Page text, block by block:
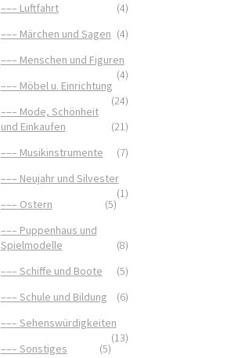
––– Luftfahrt
(4)
––– Märchen und Sagen (4)
––– Menschen und Figuren
(4)
––– Möbel u. Einrichtung
(24)
––– Mode, Schönheit
und Einkaufen
(21)
––– Musikinstrumente
(7)
––– Neujahr und Silvester
(1)
––– Ostern
(5)
––– Puppenhaus und
Spielmodelle
(8)
––– Schiffe und Boote
(5)
––– Schule und Bildung
(6)
––– Sehenswürdigkeiten
(13)
––– Sonstiges (5)